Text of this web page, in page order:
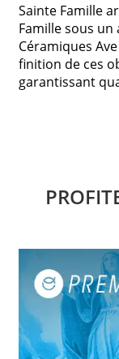
Sainte Famille
Famille sous
Céramiques
finition de ces
garantissant